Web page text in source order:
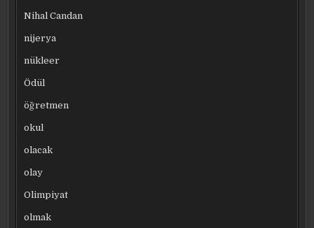
Nihal Candan
nijerya
nükleer
Ödül
öğretmen
okul
olacak
olay
Olimpiyat
olmak